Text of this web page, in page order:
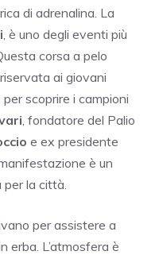
di adrenalina. La
, è uno degli eventi più
corsa a pelo
ai giovani
scoprire i campioni
, fondatore del Palio
e ex presidente
è un
la città.
per assistere a
erba. L’atmosfera è